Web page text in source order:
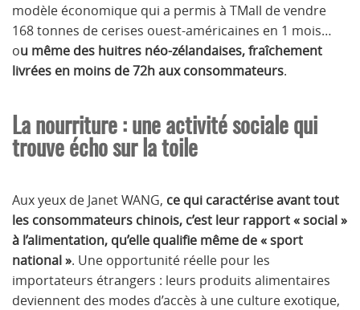
modèle économique qui a permis à TMall de vendre
168 tonnes de cerises ouest-américaines en 1 mois…
ou même des huitres néo-zélandaises, fraîchement
livrées en moins de 72h aux consommateurs.
La nourriture : une activité sociale qui
trouve écho sur la toile
Aux yeux de Janet WANG, ce qui caractérise avant tout
les consommateurs chinois, c’est leur rapport « social »
à l’alimentation, qu’elle qualifie même de « sport
national ». Une opportunité réelle pour les
importateurs étrangers : leurs produits alimentaires
deviennent des modes d’accès à une culture exotique,